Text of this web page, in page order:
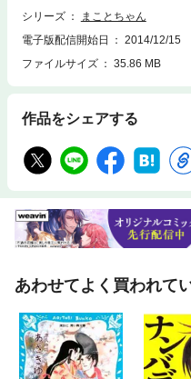
シリーズ
まことちゃん
電子版配信開始日
2014/12/15
ファイルサイズ
35.86 MB
作品をシェアする
あわせてよく買われて